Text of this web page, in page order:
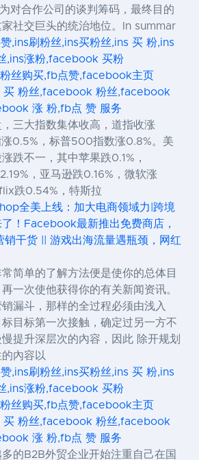
对合作公司的谈判筹码，最终目的
社交巨头的统治地位。In summar
,ins刷粉丝,ins买粉丝,ins 买 粉,ins
,ins涨粉,facebook 买粉
丝购买,fb点赞,facebook主页
粉丝,facebook 粉丝,facebook
涨 粉,fb点 赞 服务
三大指数集体收高，道指收涨
0.5%，标普500指数涨0.8%。美
跌不一，其中苹果跌0.1%，
，亚马逊跌0.16%，微软涨
跌0.54%，特斯拉
全美上线：加大电商领域力|跨境
！Facebook最新推出免费商店，
销干货 || 游戏出海流量遇瓶颈，网红
简单的了解方法便是使你的总体目
一次使他获得你的有关新闻资讯。
漏斗，那样的全过程必须由浅入
目标第一次接触，确定过另一方不
提升深层次的內容，因此 除开规划
內容以
,ins刷粉丝,ins买粉丝,ins 买 粉,ins
,ins涨粉,facebook 买粉
丝购买,fb点赞,facebook主页
粉丝,facebook 粉丝,facebook
涨 粉,fb点 赞 服务
的B2B外贸企业开始注重自己在国